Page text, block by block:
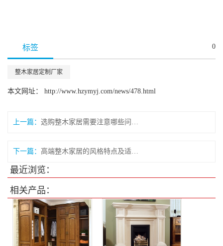
标签 0
整木家居定制厂家
本文网址： http://www.hzymyj.com/news/478.html
上一篇：
下一篇：
最近浏览：
相关产品：